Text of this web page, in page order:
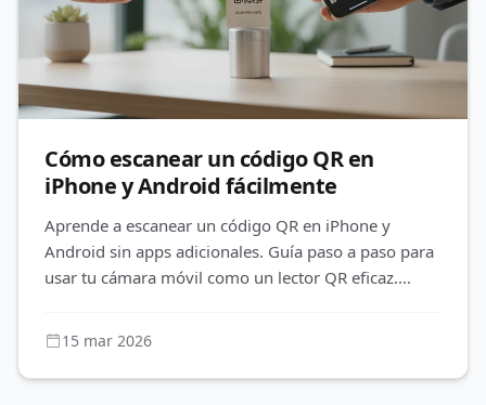
Cómo escanear un código QR en
iPhone y Android fácilmente
Aprende a escanear un código QR en iPhone y
Android sin apps adicionales. Guía paso a paso para
usar tu cámara móvil como un lector QR eficaz.
15 mar 2026